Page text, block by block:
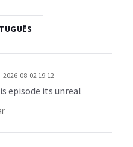
2026-08-02 19:12
episode its unreal